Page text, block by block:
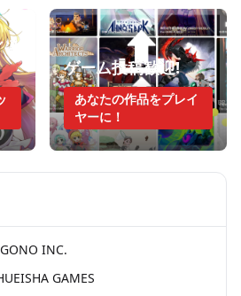
ゲーム投稿歓迎!
あなたの作品をプレイ
ヤーに！
INC.
GAMES